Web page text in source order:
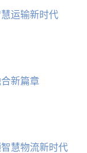
运输新时代
新篇章
慧物流新时代